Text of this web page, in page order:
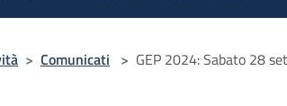
> Comunicati > GEP 2024: Sabato 28